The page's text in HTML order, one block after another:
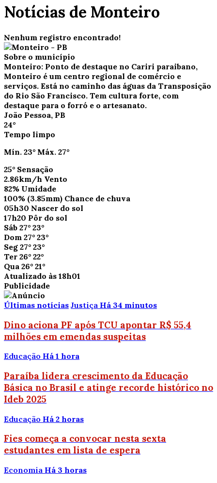
Notícias de Monteiro
Nenhum registro encontrado!
Sobre o município
Monteiro: Ponto de destaque no Cariri paraibano,
Monteiro é um centro regional de comércio e
serviços. Está no caminho das águas da Transposição
do Rio São Francisco. Tem cultura forte, com
destaque para o forró e o artesanato.
João Pessoa, PB
24°
Tempo limpo
Mín. 23° Máx. 27°
25° Sensação
2.86km/h Vento
82% Umidade
100% (3.85mm) Chance de chuva
05h30 Nascer do sol
17h20 Pôr do sol
Sáb 27° 23°
Dom 27° 23°
Seg 27° 23°
Ter 26° 22°
Qua 26° 21°
Atualizado às 18h01
Publicidade
Últimas notícias Justiça Há 34 minutos
Dino aciona PF após TCU apontar R$ 55,4
milhões em emendas suspeitas
Educação Há 1 hora
Paraíba lidera crescimento da Educação
Básica no Brasil e atinge recorde histórico no
Ideb 2025
Educação Há 2 horas
Fies começa a convocar nesta sexta
estudantes em lista de espera
Economia Há 3 horas